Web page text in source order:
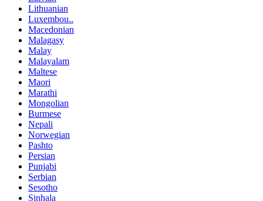
Lithuanian
Luxembou..
Macedonian
Malagasy
Malay
Malayalam
Maltese
Maori
Marathi
Mongolian
Burmese
Nepali
Norwegian
Pashto
Persian
Punjabi
Serbian
Sesotho
Sinhala